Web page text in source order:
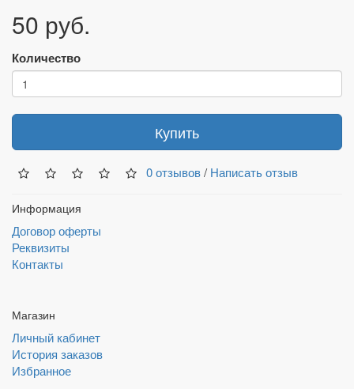
50 руб.
Количество
Купить
0 отзывов/ Написать отзыв
Информация
Договор оферты
Реквизиты
Контакты
Магазин
Личный кабинет
История заказов
Избранное